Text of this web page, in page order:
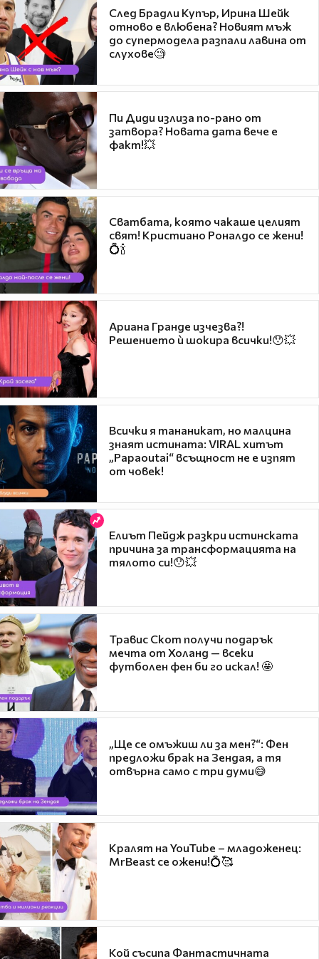
След Брадли Купър, Ирина Шейк
отново е влюбена? Новият мъж
до супермодела разпали лавина от
слухове🧐
Пи Диди излиза по-рано от
затвора? Новата дата вече е
факт!💥
Сватбата, която чакаше целият
свят! Кристиано Роналдо се жени!
💍🍾
Ариана Гранде изчезва?!
Решението ѝ шокира всички!😯💥
Всички я тананикат, но малцина
знаят истината: VIRAL хитът
„Papaoutai“ всъщност не е изпят
от човек!
Елиът Пейдж разкри истинската
причина за трансформацията на
тялото си!😯💥
Травис Скот получи подарък
мечта от Холанд — всеки
футболен фен би го искал! 🤩
„Ще се омъжиш ли за мен?“: Фен
предложи брак на Зендая, а тя
отвърна само с три думи😅
Кралят на YouTube – младоженец:
MrBeast се ожени!💍🥰
Кой съсипа Фантастичната